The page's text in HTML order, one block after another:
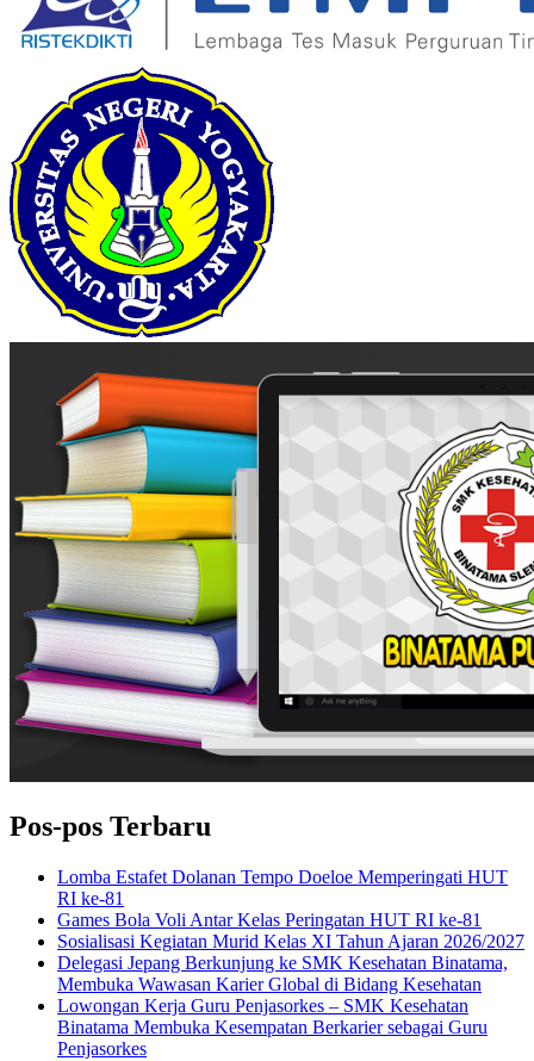
Pos-pos Terbaru
Lomba Estafet Dolanan Tempo Doeloe Memperingati HUT
RI ke-81
Games Bola Voli Antar Kelas Peringatan HUT RI ke-81
Sosialisasi Kegiatan Murid Kelas XI Tahun Ajaran 2026/2027
Delegasi Jepang Berkunjung ke SMK Kesehatan Binatama,
Membuka Wawasan Karier Global di Bidang Kesehatan
Lowongan Kerja Guru Penjasorkes – SMK Kesehatan
Binatama Membuka Kesempatan Berkarier sebagai Guru
Penjasorkes